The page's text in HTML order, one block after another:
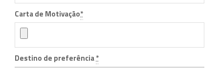
Carta de Motivação*
Destino de preferência*